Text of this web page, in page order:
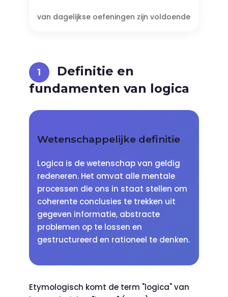
van dagelijkse oefeningen zijn voldoende
Definitie en
fundamenten van logica
Wetenschappelijke definitie
Logica is de wetenschap van geldig
redeneren. Het omvat alle mentale
processen die ons in staat stellen om
coherente conclusies te trekken uit
gegeven informatie, abstracte
problemen op te lossen en
gestructureerd en rationeel te denken.
Etymologisch komt de term "logica" van